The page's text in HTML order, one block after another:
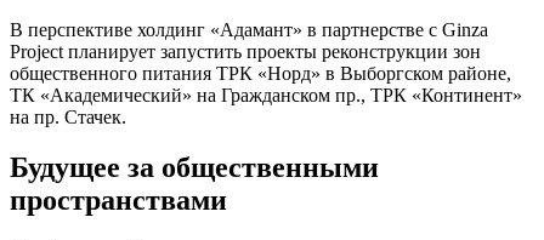
В перспективе холдинг «Адамант» в партнерстве с Ginza
Project планирует запустить проекты реконструкции зон
общественного питания ТРК «Норд» в Выборгском районе,
ТК «Академический» на Гражданском пр., ТРК «Континент»
на пр. Стачек.
Будущее за общественными
пространствами